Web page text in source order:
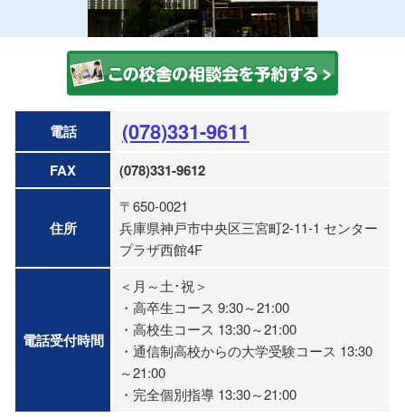
電話 (078)331-9611
FAX (078)331-9612
住所
〒650-0021
兵庫県神戸市中央区三宮町2-11-1 センター
プラザ西館4F
電話受付時間
＜月～土･祝＞
・高卒生コース 9:30～21:00
・高校生コース 13:30～21:00
・通信制高校からの大学受験コース 13:30
～21:00
・完全個別指導 13:30～21:00